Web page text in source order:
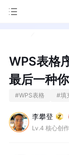
WPS表格
最后一种
#WPS表格 #填
李攀登
Lv.4 核心创